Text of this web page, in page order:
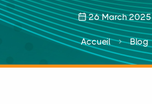
26 March 2025
Accueil Blog